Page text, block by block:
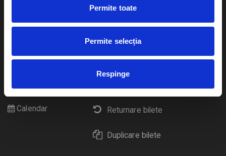
Permite toate
Permite selecția
Respinge
Cum comand bilete?
eBilet printat acasa
Returnare bilete
Duplicare bilete
Pentru copii
Diverse
Calendar